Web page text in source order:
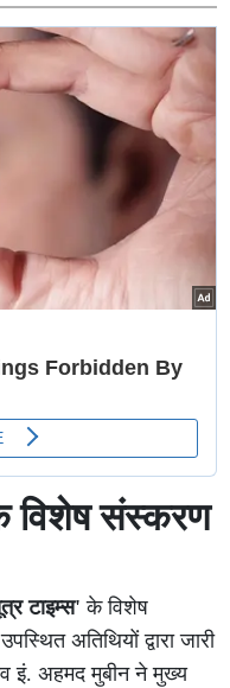
विशेष संस्करण
टाइम्स' के विशेष
अतिथियों द्वारा जारी
इं. अहमद मुबीन ने मुख्य